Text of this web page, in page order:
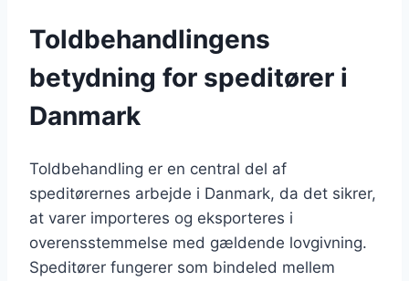
Toldbehandlingens
betydning for speditører i
Danmark
Toldbehandling er en central del af
speditørernes arbejde i Danmark, da det sikrer,
at varer importeres og eksporteres i
overensstemmelse med gældende lovgivning.
Speditører fungerer som bindeled mellem